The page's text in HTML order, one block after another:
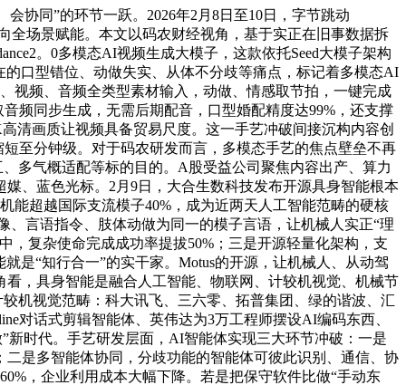
协同”的环节一跃。2026年2月8日至10日，字节跳动
全场景赋能。本文以码农财经视角，基于实正在旧事数据拆
。0多模态AI视频生成大模子，这款依托Seed大模子架构
口型错位、动做失实、从体不分歧等痛点，标记着多模态AI
视频、音频全类型素材输入，动做、情感取节拍，一键完成
频同步生成，无需后期配音，口型婚配精度达99%，还支撑
清画质让视频具备贸易尺度。这一手艺冲破间接沉构内容创
至分钟级。对于码农研发而言，多模态手艺的焦点壁垒不再
多气概适配等标的目的。A股受益公司聚焦内容出产、算力
、蓝色光标。2月9日，大合生数科技发布开源具身智能根本
能超越国际支流模子40%，成为近两天人工智能范畴的硬核
、言语指令、肢体动做为同一的模子言语，让机械人实正“理
，复杂使命完成成功率提拔50%；三是开源轻量化架构，支
是“知行合一”的实干家。Motus的开源，让机械人、从动驾
，具身智能是融合人工智能、物联网、计较机视觉、机械节
机视觉范畴：科大讯飞、三六零、拓普集团、绿的谐波、汇
对话式剪辑智能体、英伟达为3万工程师摆设AI编码东西、
新时代。手艺研发层面，AI智能体实现三大环节冲破：一是
是多智能体协同，分歧功能的智能体可彼此识别、通信、协
，企业利用成本大幅下降。若是把保守软件比做“手动东